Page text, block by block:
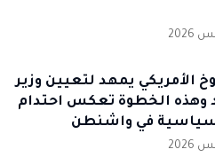
يمهد لتعيين وزير
وهذه الخطوة تعكس احتدام
في واشنطن